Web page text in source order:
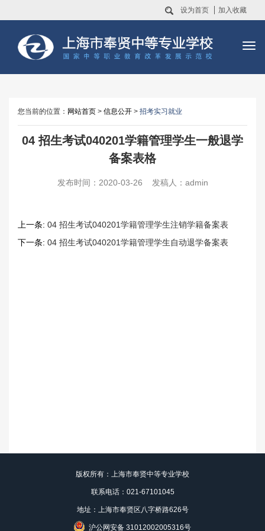
设为首页 加入收藏
您当前的位置： 网站首页 > 信息公开 > 招考实习就业
04 招生考试040201学籍管理学生一般退学
备案表格
发布时间：2020-03-26 发稿人：admin
上一条: 04 招生考试040201学籍管理学生注销学籍备案表
下一条: 04 招生考试040201学籍管理学生自动退学备案表
版权所有：上海市奉贤中等专业学校
联系电话：021-67101045
地址：上海市奉贤区八字桥路626号
沪公网安备 31012002005316号